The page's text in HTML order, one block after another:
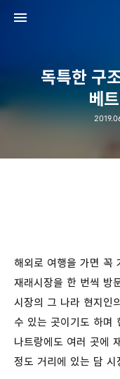
독특한 구
베
해외로 여행을 가면 꼭
재래시장을 한 번씩 방
시장의 그 나라 현지인
수 있는 곳이기도 하며
나트랑에도 여러 곳에
정도 거리에 있는 담 시